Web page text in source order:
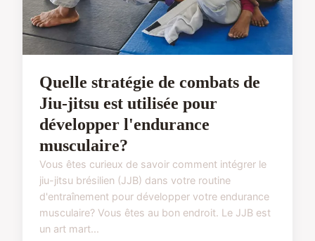
Quelle stratégie de combats de
Jiu-jitsu est utilisée pour
développer l'endurance
musculaire?
Vous êtes curieux de savoir comment intégrer le
jiu-jitsu brésilien (JJB) dans votre routine
d'entraînement pour développer votre endurance
musculaire? Vous êtes au bon endroit. Le JJB est
un art mart...